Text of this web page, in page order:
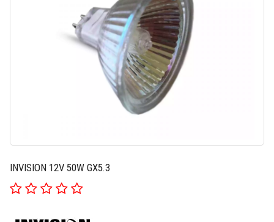
INVISION 12V 50W GX5.3